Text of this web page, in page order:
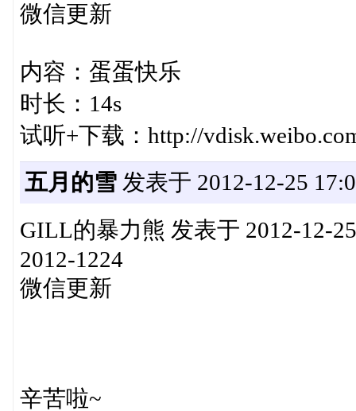
微信更新
内容：蛋蛋快乐
时长：14s
试听+下载：http://
五月的雪发表于 2012-12-25
GILL的暴力熊 发表于 2012-12-
2012-1224
微信更新
辛苦啦~